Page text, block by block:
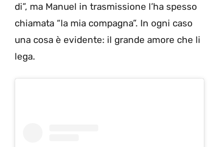
di”, ma Manuel in trasmissione l’ha spesso
chiamata “la mia compagna”. In ogni caso
una cosa è evidente: il grande amore che li
lega.